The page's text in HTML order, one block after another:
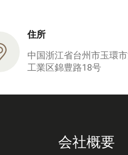
住所
中国浙江省台州市玉環
工業区錦豊路18号
会社概要